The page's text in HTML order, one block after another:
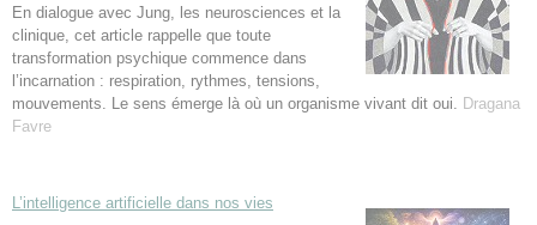
En dialogue avec Jung, les neurosciences et la
clinique, cet article rappelle que toute
transformation psychique commence dans
l’incarnation : respiration, rythmes, tensions,
mouvements. Le sens émerge là où un organisme vivant dit oui. Dragana
Favre
L’intelligence artificielle dans nos vies